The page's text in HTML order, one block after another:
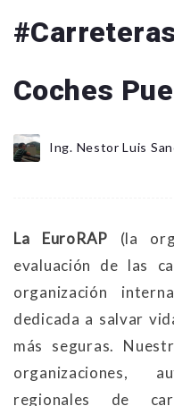
Coches
Ing. Nestor Luis
La EuroRAP (la
evaluación de las
organización
dedicada a salvar
más seguras.
organizaciones,
regionales de